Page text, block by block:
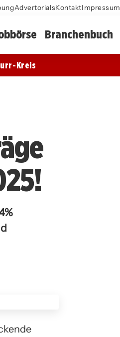
AdvertorialsKontaktImpressum
Branchenbuch
Kreis